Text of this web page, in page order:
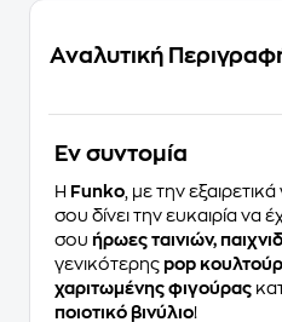
Αναλυτική
Eν συντομία
Η Funko , με την
σου δίνει την ευκαιρία να
σου ήρωες ταινιών,
γενικότερης pop
χαριτωμένης φιγούρας
ποιοτικό βινύλιο!